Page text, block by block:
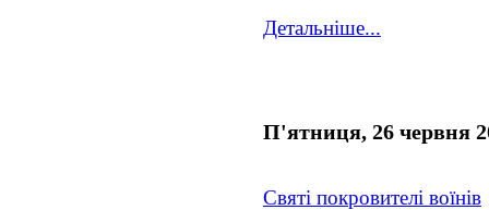
Детальніше...
П'ятниця, 26 червня
Святі покровителі воїнів